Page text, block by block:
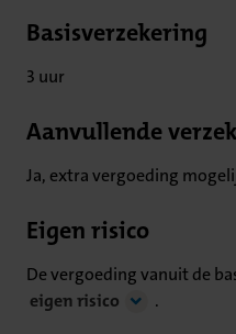
Basisverzekering
3 uur
Aanvullende
Ja, extra vergoeding
Eigen risico
De vergoeding vanuit de
eigen risico
.